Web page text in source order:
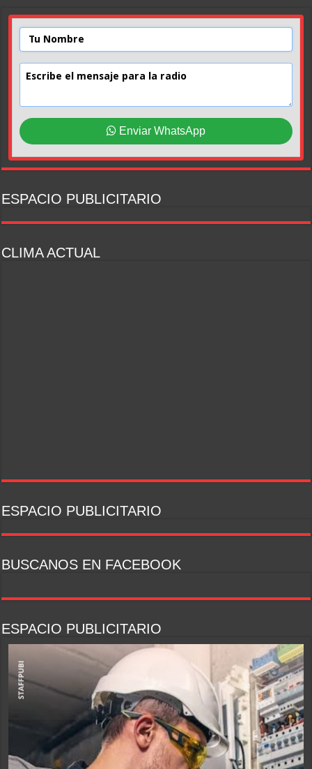
Enviar WhatsApp
ESPACIO PUBLICITARIO
CLIMA ACTUAL
ESPACIO PUBLICITARIO
BUSCANOS EN FACEBOOK
ESPACIO PUBLICITARIO